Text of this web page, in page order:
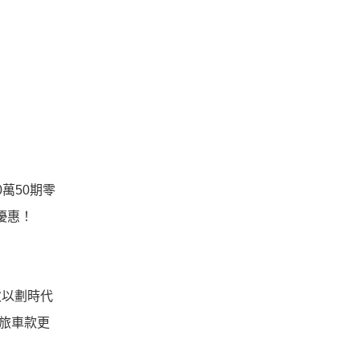
50期零
！
劃時代
車款更